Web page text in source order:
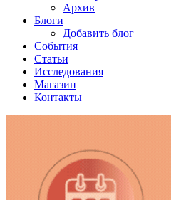
Архив
Блоги
Добавить блог
События
Статьи
Исследования
Магазин
Контакты